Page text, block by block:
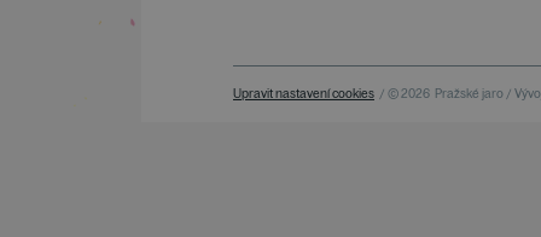
Upravit nastavení cookies / © 2026 Pražské jaro /